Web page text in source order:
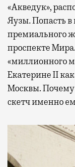
«Акведук»,
Яузы. Попасть
премиального
проспекте
«миллионного
Екатерине II
Москвы. Почему
скетч именно